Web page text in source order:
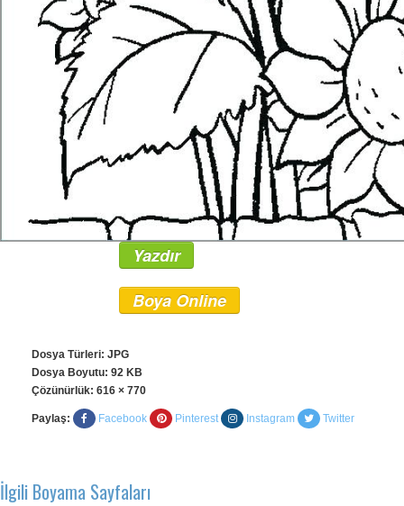
Yazdır
Boya Online
Dosya Türleri: JPG
Dosya Boyutu: 92 KB
Çözünürlük: 616 × 770
Paylaş: Facebook Pinterest Instagram Twitter
İlgili Boyama Sayfaları